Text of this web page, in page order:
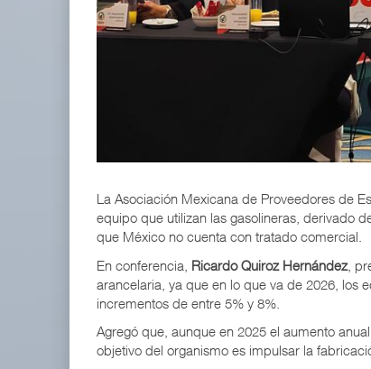
La Asociación Mexicana de Proveedores de
equipo que utilizan las gasolineras, derivado
que México no cuenta con tratado comercial.
En conferencia, Ricardo Quiroz Hernández,
arancelaria, ya que en lo que va de 2026, los
incrementos de entre 5% y 8%.
Agregó que, aunque en 2025 el aumento
objetivo del organismo es impulsar la
APM Terminals incrementa equipamiento para
EE.UU. plantea nuevas restricciones para tripul